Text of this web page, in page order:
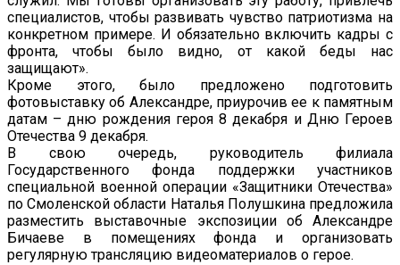
специалистов, чтобы развивать чувство патриотизма на
конкретном примере. И обязательно включить кадры с
фронта, чтобы было видно, от какой беды нас
защищают».
Кроме этого, было предложено подготовить
фотовыставку об Александре, приурочив ее к памятным
датам – дню рождения героя 8 декабря и Дню Героев
Отечества 9 декабря.
В свою очередь, руководитель филиала
Государственного фонда поддержки участников
специальной военной операции «Защитники Отечества»
по Смоленской области Наталья Полушкина предложила
разместить выставочные экспозиции об Александре
Бичаеве в помещениях фонда и организовать
регулярную трансляцию видеоматериалов о герое.